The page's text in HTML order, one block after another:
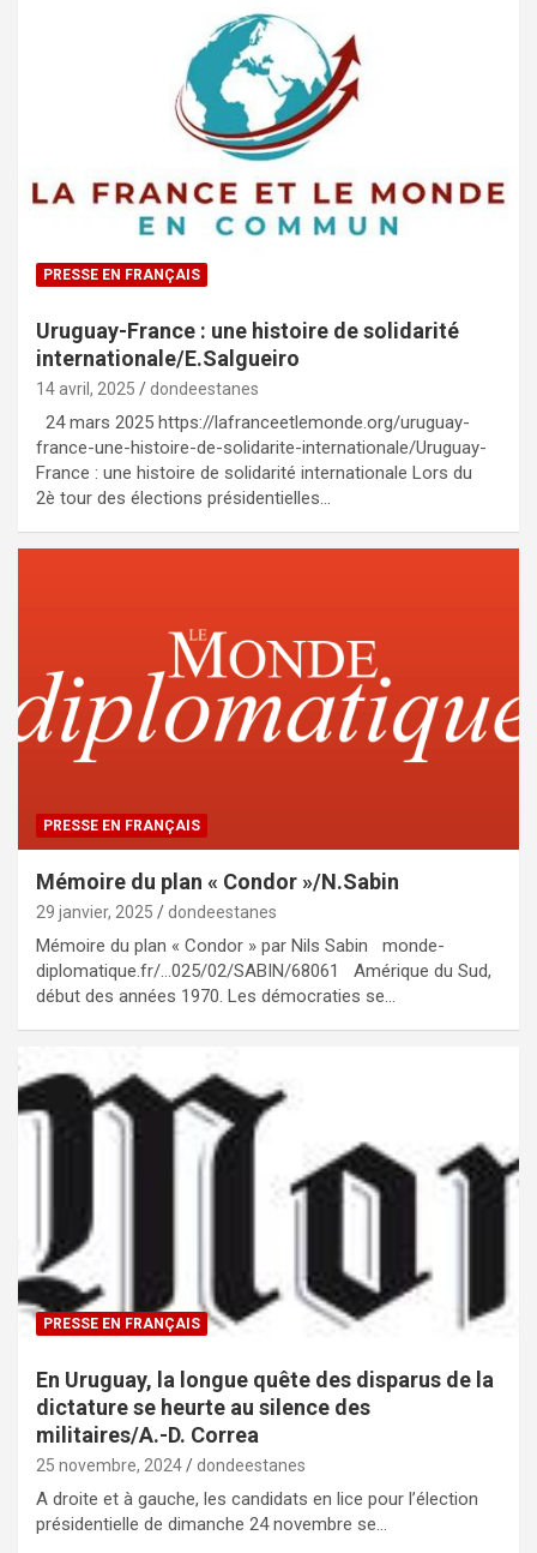
PRESSE EN FRANÇAIS
Uruguay-France : une histoire de solidarité
internationale/E.Salgueiro
14 avril, 2025 dondeestanes
24 mars 2025 https://lafranceetlemonde.org/uruguay-
france-une-histoire-de-solidarite-internationale/Uruguay-
France : une histoire de solidarité internationale Lors du
2è tour des élections présidentielles…
PRESSE EN FRANÇAIS
Mémoire du plan « Condor »/N.Sabin
29 janvier, 2025 dondeestanes
Mémoire du plan « Condor » par Nils Sabin monde-
diplomatique.fr/…025/02/SABIN/68061 Amérique du Sud,
début des années 1970. Les démocraties se…
PRESSE EN FRANÇAIS
En Uruguay, la longue quête des disparus de la
dictature se heurte au silence des
militaires/A.-D. Correa
25 novembre, 2024 dondeestanes
A droite et à gauche, les candidats en lice pour l’élection
présidentielle de dimanche 24 novembre se…